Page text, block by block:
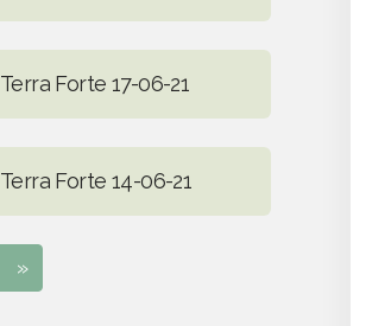
Terra Forte 17-06-21
Terra Forte 14-06-21
»